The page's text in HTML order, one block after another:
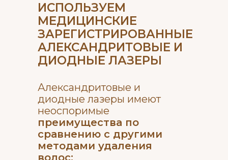
ИСПОЛЬЗУЕМ
МЕДИЦИНСКИЕ
ЗАРЕГИСТРИРОВАННЫЕ
АЛЕКСАНДРИТОВЫЕ И
ДИОДНЫЕ ЛАЗЕРЫ
Александритовые и
диодные лазеры имеют
неоспоримые
преимущества по
сравнению с другими
методами удаления
волос: